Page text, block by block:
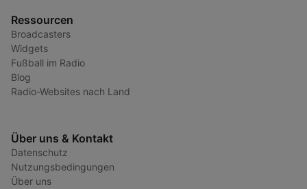
Ressourcen
Broadcasters
Widgets
Fußball im Radio
Blog
Radio-Websites nach Land
Über uns & Kontakt
Datenschutz
Nutzungsbedingungen
Über uns